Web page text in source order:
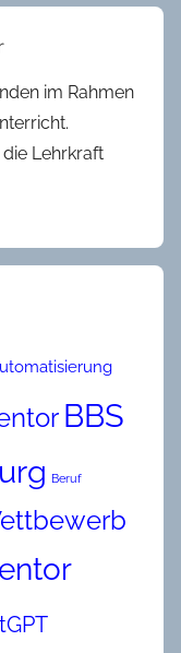
im Rahmen
Lehrkraft
BBS
Beruf